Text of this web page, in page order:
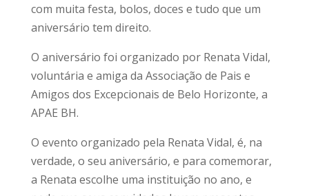
com muita festa, bolos, doces e tudo que um
aniversário tem direito.
O aniversário foi organizado por Renata Vidal,
voluntária e amiga da Associação de Pais e
Amigos dos Excepcionais de Belo Horizonte, a
APAE BH.
O evento organizado pela Renata Vidal, é, na
verdade, o seu aniversário, e para comemorar,
a Renata escolhe uma instituição no ano, e